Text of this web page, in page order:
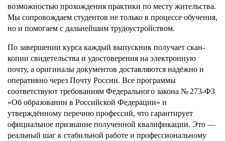
возможностью прохождения практики по месту жительства.
Мы сопровождаем студентов не только в процессе обучения,
но и помогаем с дальнейшим трудоустройством.
По завершении курса каждый выпускник получает скан-
копии свидетельства и удостоверения на электронную
почту, а оригиналы документов доставляются надёжно и
оперативно через Почту России. Все программы
соответствуют требованиям Федерального закона № 273-ФЗ
«Об образовании в Российской Федерации» и
утверждённому перечню профессий, что гарантирует
официальное признание полученной квалификации. Это —
реальный шаг к стабильной работе и профессиональному